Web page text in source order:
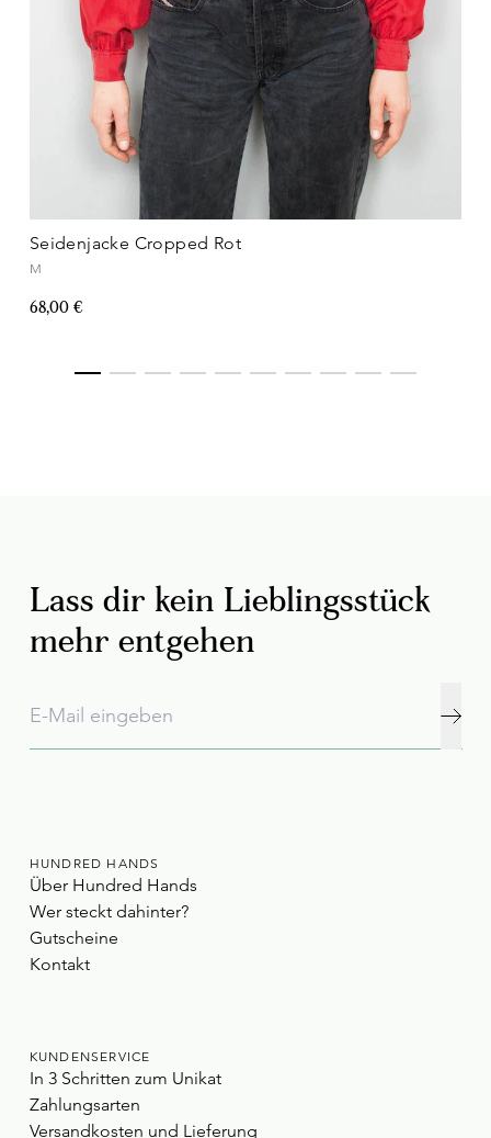
Seidenjacke Cropped Rot
M
68,00 €
HUNDRED HANDS
Über Hundred Hands
Wer steckt dahinter?
Gutscheine
Kontakt
KUNDENSERVICE
In 3 Schritten zum Unikat
Zahlungsarten
Versandkosten und Lieferung
Lass dir kein Lieblingsstück
mehr entgehen